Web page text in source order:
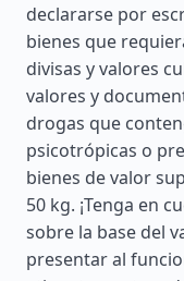
declararse por
bienes que
divisas y valores
valores y
drogas que
psicotrópicas o
bienes de valor
50 kg. ¡Tenga en
sobre la base del
presentar al